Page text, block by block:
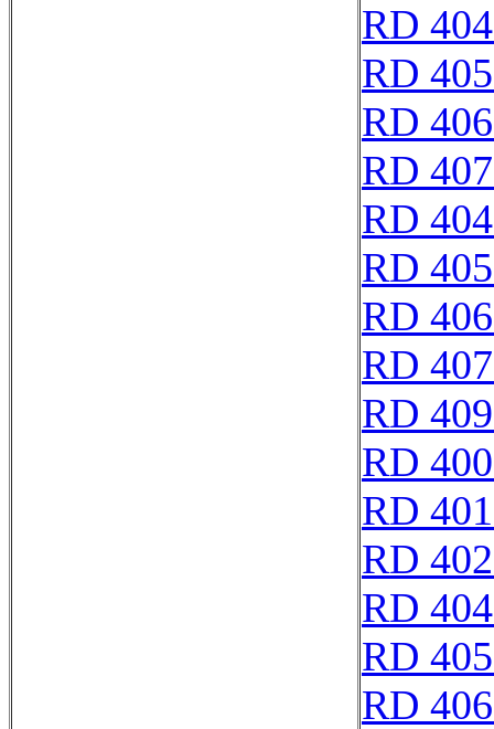
RD
RD
RD
RD
RD
RD
RD
RD
RD
RD
RD
RD
RD
RD
RD